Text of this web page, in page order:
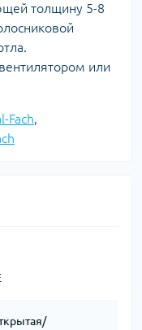
толщину 5-8
или
Fach,